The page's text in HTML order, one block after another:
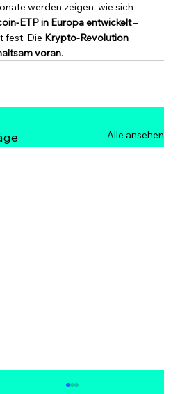
werden zeigen, wie sich
ETP in Europa entwickelt –
fest: Die Krypto-Revolution
voran.
Alle ansehen